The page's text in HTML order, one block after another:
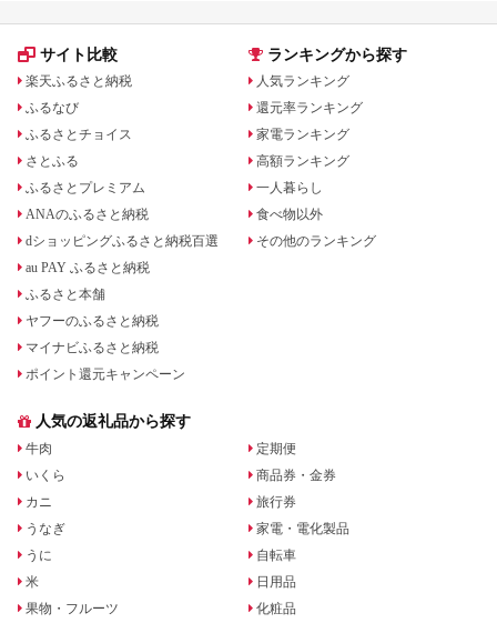
サイト比較
楽天ふるさと納税
ふるなび
ふるさとチョイス
さとふる
ふるさとプレミアム
ANAのふるさと納税
dショッピングふるさと納税百選
au PAY ふるさと納税
ふるさと本舗
ヤフーのふるさと納税
マイナビふるさと納税
ポイント還元キャンペーン
ランキングから探す
人気ランキング
還元率ランキング
家電ランキング
高額ランキング
一人暮らし
食べ物以外
その他のランキング
人気の返礼品から探す
牛肉
いくら
カニ
うなぎ
うに
米
果物・フルーツ
定期便
商品券・金券
旅行券
家電・電化製品
自転車
日用品
化粧品